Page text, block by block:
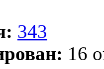
343
16